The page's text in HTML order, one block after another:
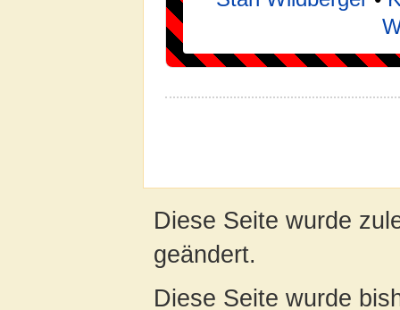
Diese Seite wurde
geändert.
Diese Seite wurde